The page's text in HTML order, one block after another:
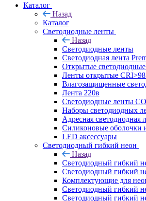
Каталог
Назад
Каталог
Светодиодные ленты
Назад
Светодиодные ленты
Светодиодная лента
Открытые
Ленты открытые
Влагозащищенные
Лента 220в
Светодиодные ленты
Наборы светодиодных
Адресная светодиодная
Силиконовые оболочки
LED аксессуары
Светодиодный гибкий неон
Назад
Светодиодный гибкий
Светодиодный гибкий
Комплектующие для
Светодиодный гибкий
Светодиодный гибкий